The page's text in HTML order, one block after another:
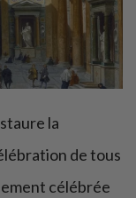
la
de tous
célébrée